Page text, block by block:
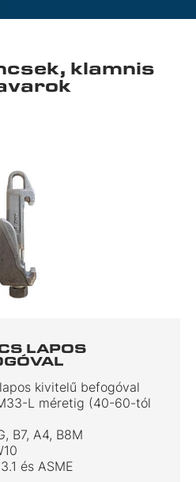
klamnis
LAPOS
kivitelű befogóval
L méretig (40-60-tól
B7, A4, B8M
és ASME